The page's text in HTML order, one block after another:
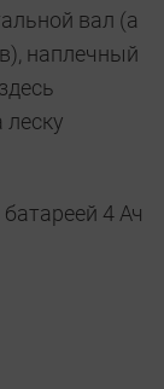
вал (а
наплечный
4 Ач